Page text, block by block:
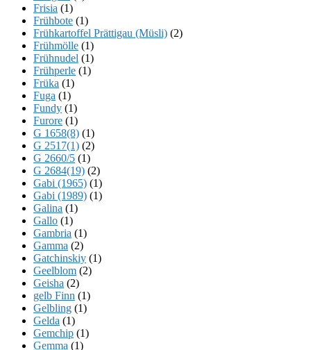
Frisia (1)
Frühbote (1)
Frühkartoffel Prättigau (Müsli) (2)
Frühmölle (1)
Frühnudel (1)
Frühperle (1)
Früka (1)
Fuga (1)
Fundy (1)
Furore (1)
G 1658(8) (1)
G 2517(1) (2)
G 2660/5 (1)
G 2684(19) (2)
Gabi (1965) (1)
Gabi (1989) (1)
Galina (1)
Gallo (1)
Gambria (1)
Gamma (2)
Gatchinskiy (1)
Geelblom (2)
Geisha (2)
gelb Finn (1)
Gelbling (1)
Gelda (1)
Gemchip (1)
Gemma (1)